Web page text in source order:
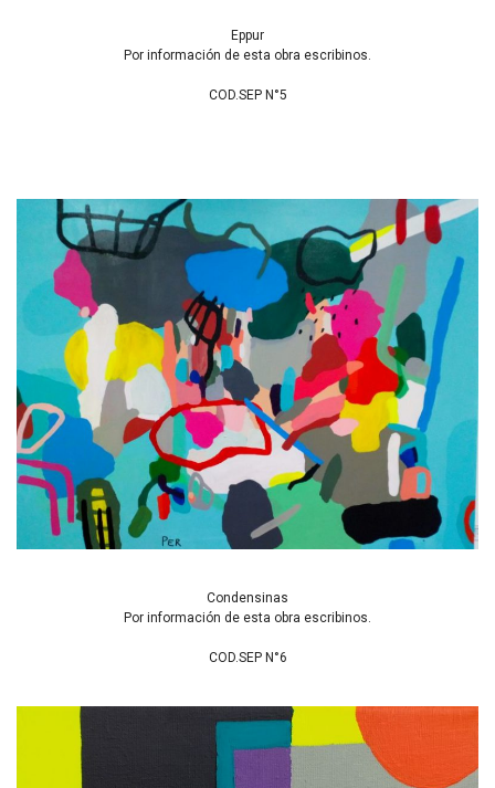
Eppur
Por información de esta obra escribinos.
COD.SEP N°5
Condensinas
Por información de esta obra escribinos.
COD.SEP N°6